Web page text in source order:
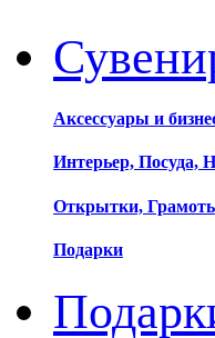
Аксессуары и
Интерьер, Посуда,
Открытки,
Подарки